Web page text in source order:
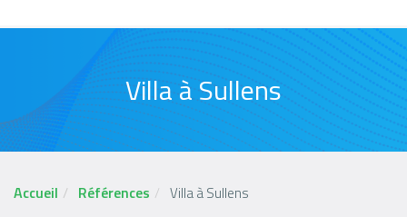
Villa à Sullens
Accueil Références Villa à Sullens